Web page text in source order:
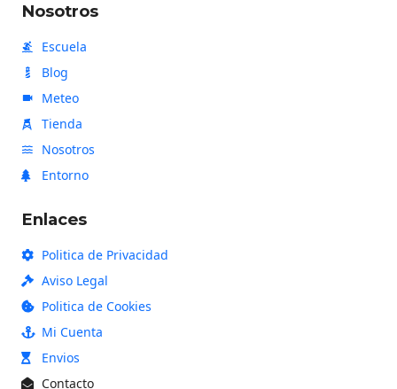
n
Nosotros
Escuela
Blog
Meteo
Tienda
Nosotros
Entorno
Enlaces
Politica de Privacidad
Aviso Legal
Politica de Cookies
Mi Cuenta
Envios
Contacto